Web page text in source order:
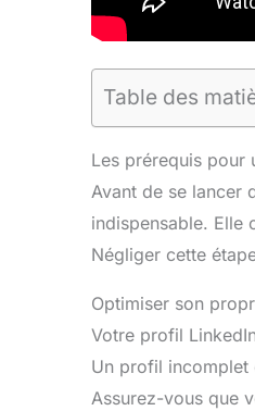
Table des
Les prérequis pour
Avant de se lancer
indispensable. Elle
Négliger cette
Optimiser son
Votre profil
Un profil incomplet
Assurez-vous que